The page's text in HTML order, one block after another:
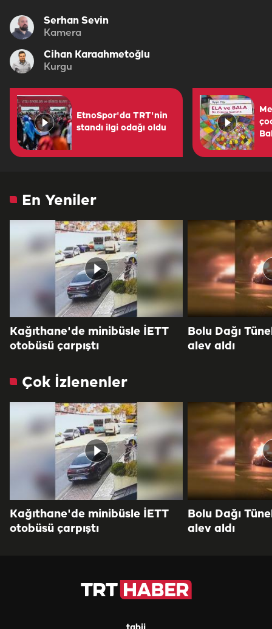
Serhan Sevin
Kamera
Cihan Karaahmetoğlu
Kurgu
EtnoSpor'da TRT'nin
standı ilgi odağı oldu
En Yeniler
Kağıthane'de minibüsle İETT
otobüsü çarpıştı
Bolu Dağı
alev aldı
Çok İzlenenler
Kağıthane'de minibüsle İETT
otobüsü çarpıştı
Bolu Dağı
alev aldı